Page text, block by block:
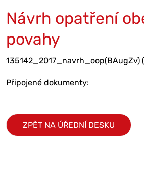
Návrh opatření
povahy
135142_2017_navrh_oop(BAugZv)
Připojené dokumenty:
ZPĚT NA ÚŘEDNÍ DESKU